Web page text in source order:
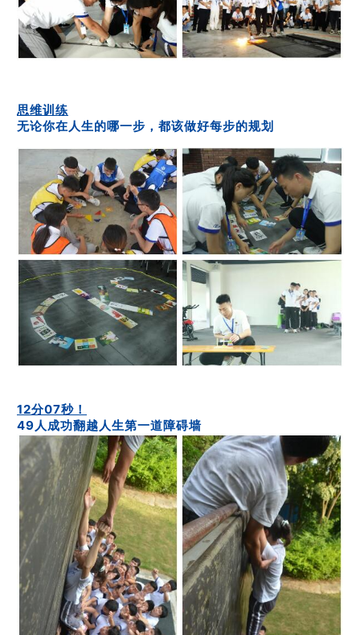
思维训练
无论你在人生的哪一步，都该做好每步的规划
12分07秒！
49人成功翻越人生第一道障碍墙